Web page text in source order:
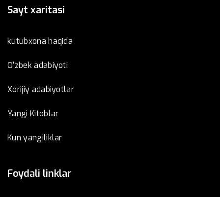
Sayt xaritasi
kutubxona haqida
O'zbek adabiyoti
Xorijiy adabiyotlar
Yangi Kitoblar
Kun yangiliklar
Foydali linklar